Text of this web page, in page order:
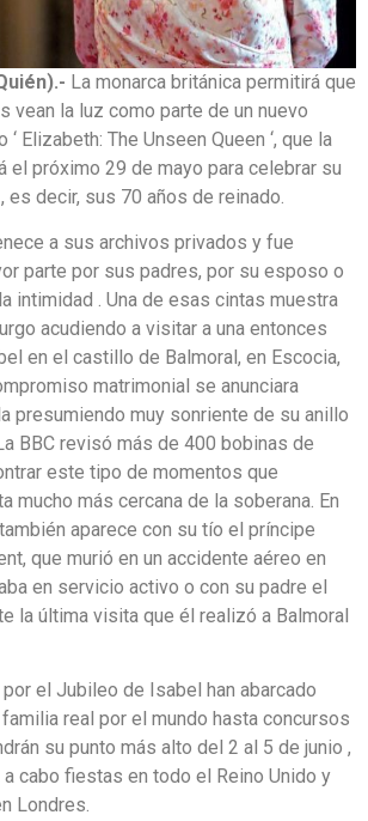
La monarca británica permitirá que
vean la luz como parte de un nuevo
Elizabeth: The Unseen Queen ‘, que la
el próximo 29 de mayo para celebrar su
decir, sus 70 años de reinado.
a sus archivos privados y fue
parte por sus padres, por su esposo o
intimidad . Una de esas cintas muestra
acudiendo a visitar a una entonces
en el castillo de Balmoral, en Escocia,
matrimonial se anunciara
presumiendo muy sonriente de su anillo
BBC revisó más de 400 bobinas de
este tipo de momentos que
mucho más cercana de la soberana. En
aparece con su tío el príncipe
que murió en un accidente aéreo en
en servicio activo o con su padre el
la última visita que él realizó a Balmoral
el Jubileo de Isabel han abarcado
real por el mundo hasta concursos
su punto más alto del 2 al 5 de junio ,
cabo fiestas en todo el Reino Unido y
Londres.